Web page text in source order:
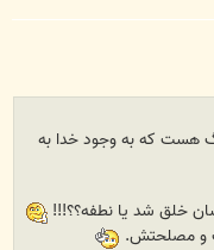
هست که به وجود خدا به
خلق شد يا نطفه؟؟!!!
و مصلحتش.